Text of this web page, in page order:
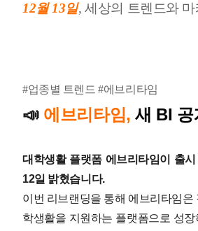
12월 13일,세상의 트렌드와
#업종별 트렌드 #에브리타임
📣 에브리타임, 새 BI 공
대학생활 플랫폼 에브리타임이 출
12일 밝혔습니다.
이번 리브랜딩을 통해 에브리타임
학생활을 지원하는 플랫폼으로 성